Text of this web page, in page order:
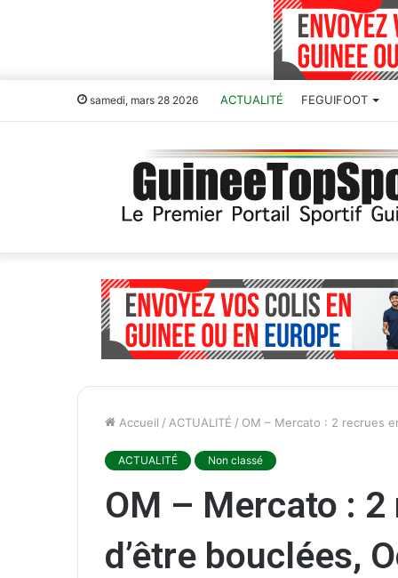
samedi, mars 28 2026 ACTUALITÉ FEGUIFOOT
Accueil / ACTUALITÉ / OM – Mercato : 2 recrues
ACTUALITÉ Non classé
OM – Mercato :
d’être bouclées,